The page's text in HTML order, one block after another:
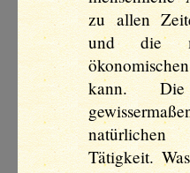
zu allen
und die
kann.
Tätigkeit.